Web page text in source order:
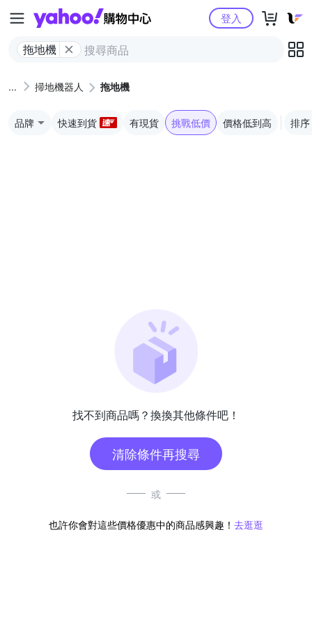
Yahoo購物中心
拖地機
登入
掃地機器人 拖地機
品牌 快速到貨 有現貨 挑戰低價 價格低到高 排序
找不到商品嗎？換換其他條件吧！
清除條件再搜尋
或
也許你會對這些價格優惠中的商品感興趣！ 去逛逛